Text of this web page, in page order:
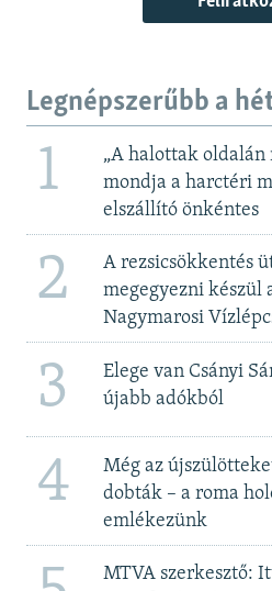
Legnépszerűbb a
1
„A halottak oldalán
mondja a harctéri
elszállító önkéntes
2
A rezsicsökkentés
megegyezni készül
Nagymarosi
3
Elege van Csányi
újabb adókból
4
Még az
dobták – a roma
emlékezünk
MTVA szerkesztő: